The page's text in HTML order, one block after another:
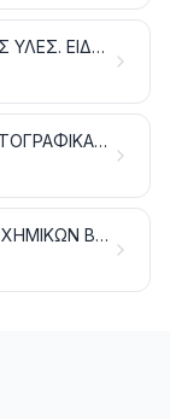
ΠΥΡΙΤΙΔΕΣ ΚΑΙ ΕΚΡΗΚΤΙΚΕΣ ΥΛΕΣ. ΕΙΔΗ ΠΥΡΟΤΕΧΝΙΑΣ. ΣΠΙΡΤΑ. ΠΥΡΟΦΟΡΙΚΑ ΚΡΑΜΑΤΑ. ΕΥΦΛΕΚΤΕΣ ΥΛΕΣ
ΦΩΤΟΓΡΑΦΙΚΑ Ή ΚΙΝΗΜΑΤΟΓΡΑΦΙΚΑ ΠΡΟΪΟΝΤΑ
ΔΙΑΦΟΡΑ ΠΡΟΪΟΝΤΑ ΤΩΝ ΧΗΜΙΚΩΝ ΒΙΟΜΗΧΑΝΙΩΝ